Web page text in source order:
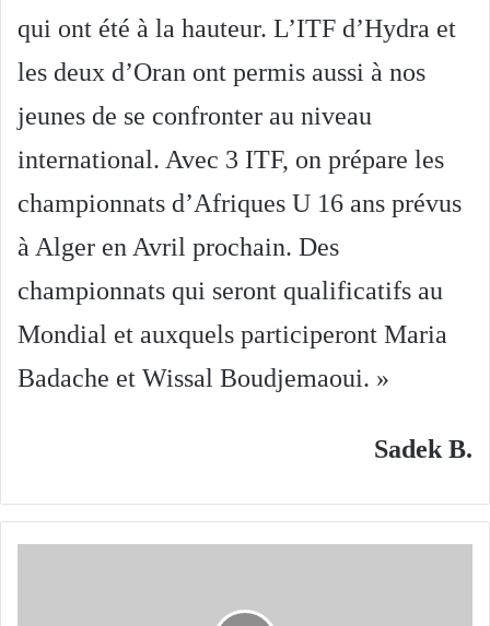
qui ont été à la hauteur. L’ITF d’Hydra et
les deux d’Oran ont permis aussi à nos
jeunes de se confronter au niveau
international. Avec 3 ITF, on prépare les
championnats d’Afriques U 16 ans prévus
à Alger en Avril prochain. Des
championnats qui seront qualificatifs au
Mondial et auxquels participeront Maria
Badache et Wissal Boudjemaoui. »
Sadek B.